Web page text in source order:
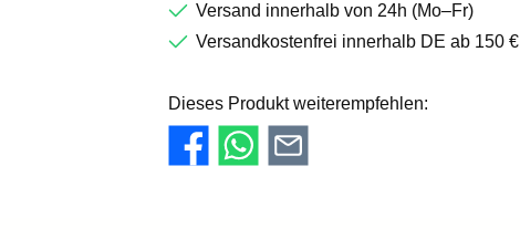
Versand innerhalb von 24h (Mo–Fr)
Versandkostenfrei innerhalb DE ab 150 €
Dieses Produkt weiterempfehlen: